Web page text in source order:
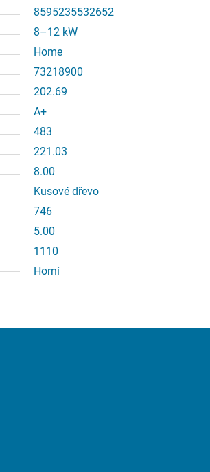
8595235532652
8–12 kW
Home
73218900
202.69
A+
483
221.03
8.00
Kusové dřevo
746
5.00
1110
Horní